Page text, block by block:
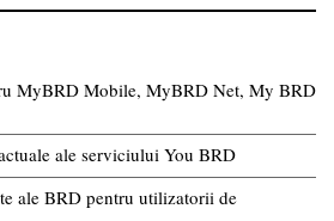
MyBRD Mobile, MyBRD Net, My BRD
ale serviciului You BRD
ale BRD pentru utilizatorii de